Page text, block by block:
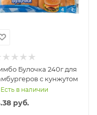
Булочка 240г для
с кунжутом
Есть в наличии
руб.